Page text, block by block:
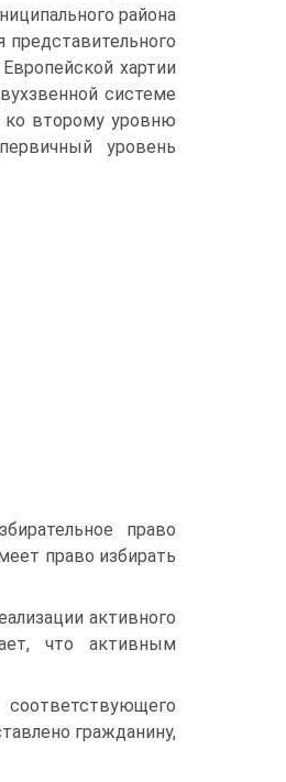
района
хартии
системе
ко второму уровню
уровень
право
право избирать
активного
что активным
гражданину,